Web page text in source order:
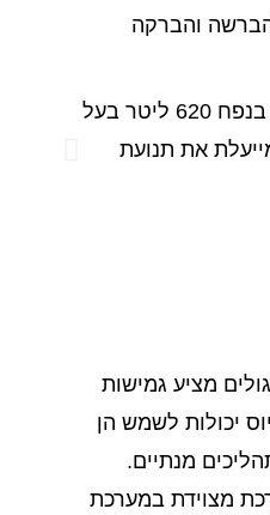
וויברטור עגול מסדרה R בנפח 620 ליטר בעל
את תנועת
מציע גמישות
יכולות לשמש הן
מנתיים.
מצוידת במערכת